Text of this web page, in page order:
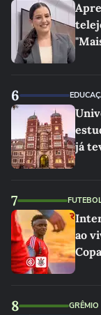
6
já
7
ao
8 GRÊMIO